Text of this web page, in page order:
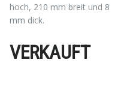
hoch, 210 mm breit und 8
mm dick.
VERKAUFT